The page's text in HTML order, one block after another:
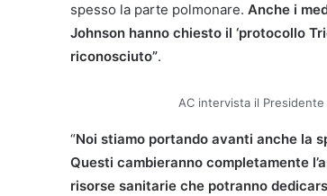
spesso la parte polmonare. Anche i
Johnson hanno chiesto il ‘protocollo
riconosciuto”.
AC intervista il
“Noi stiamo portando avanti anche la
Questi cambieranno completamente
risorse sanitarie che potranno